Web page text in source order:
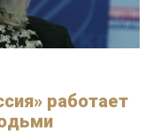
работает